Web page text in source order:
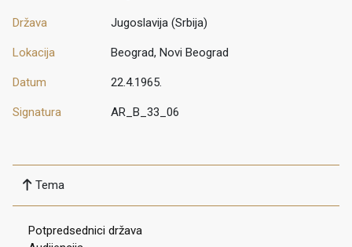
Država Jugoslavija (Srbija)
Lokacija Beograd, Novi Beograd
Datum 22.4.1965.
Signatura AR_B_33_06
Tema
Potpredsednici država